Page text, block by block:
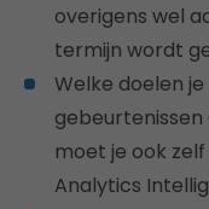
overigens wel
termijn wordt
Welke doelen
moet je ook
Analytics